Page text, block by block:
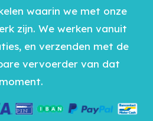
waarin we met onze
zijn. We werken vanuit
en verzenden met de
vervoerder van dat
moment.